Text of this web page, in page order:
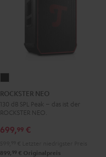
NEO
Schwarz
ROCKSTER NEO
130 dB SPL Peak – das ist der
ROCKSTER NEO.
699,99 €
899, 99 € Originalpreis